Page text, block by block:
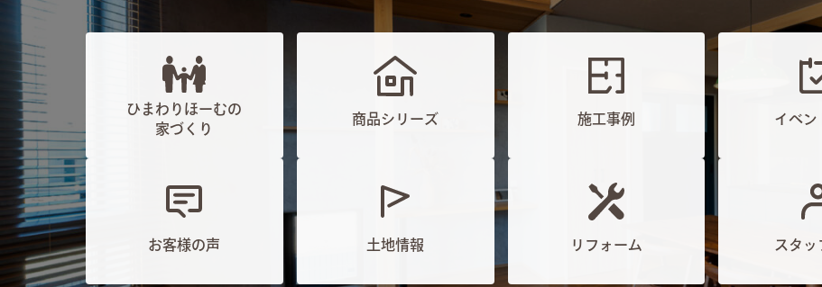
ひまわりほーむの
家づくり
商品シリーズ 施工事例 イベン
お客様の声 土地情報 リフォーム スタッ